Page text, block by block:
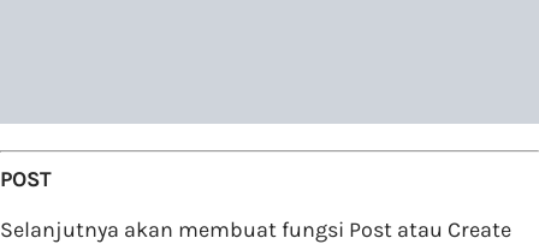
POST
Selanjutnya akan membuat fungsi Post atau Create